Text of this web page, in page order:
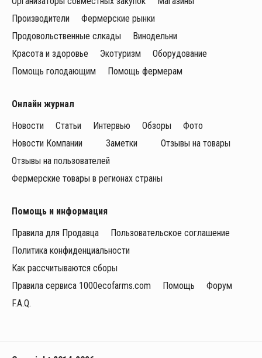
Производители
Фермерские рынки
Продовольственные слкады
Винодельни
Красота и здоровье
Экотуризм
Оборудование
Помощь голодающим
Помощь фермерам
Онлайн журнал
Новости
Статьи Интервью Обзоры
Фото
Новости Компании
Заметки
Отзывы на товары
Отзывы на пользователей
Фермерские товары в регионах страны
Помощь и информация
Правила для Продавца
Пользовательское соглашение
Политика конфиденциальности
Как рассчитываются сборы
Правила сервиса 1000ecofarms.com
Помощь
Форум
F.A.Q.